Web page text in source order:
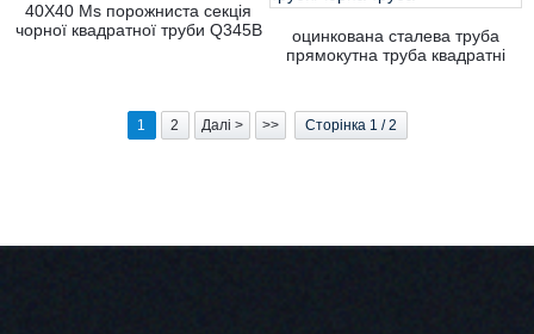
40X40 Ms порожниста секція
чорної квадратної труби Q345B
оцинкована сталева труба
прямокутна труба квадратні
1 2 Далі > >> Сторінка 1 / 2